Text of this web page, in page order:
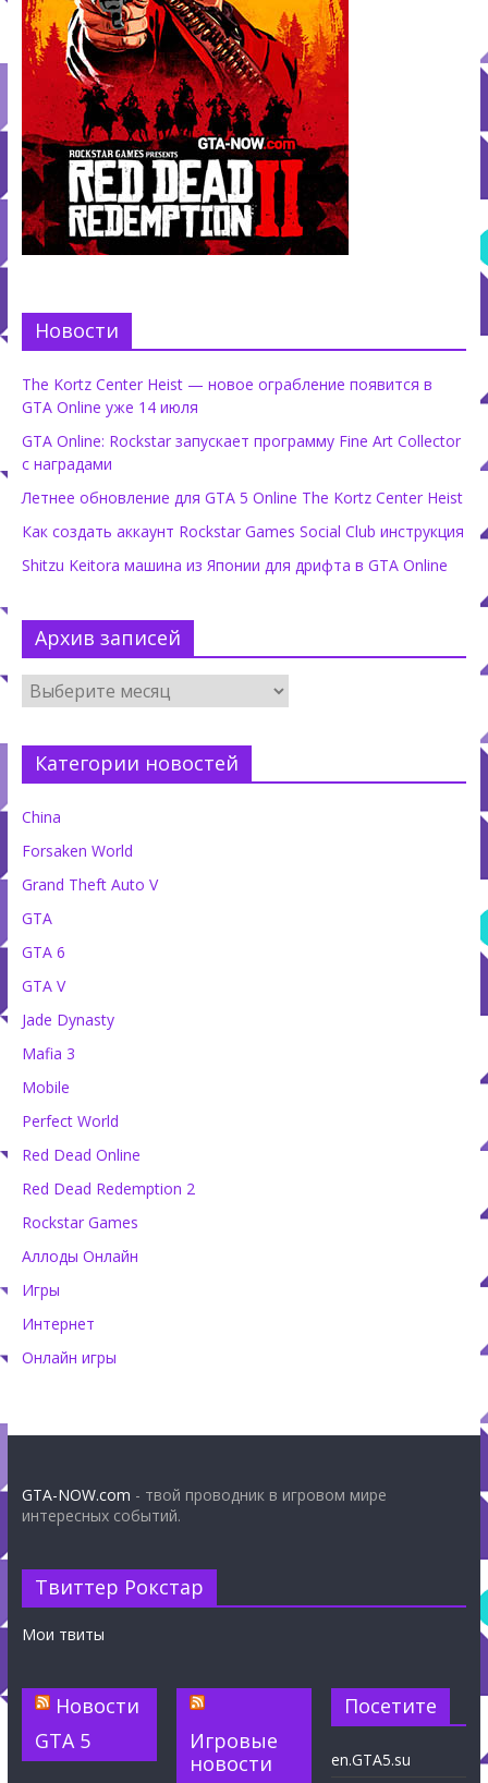
Новости
The Kortz Center Heist — новое ограбление появится в
GTA Online уже 14 июля
GTA Online: Rockstar запускает программу Fine Art Collector
с наградами
Летнее обновление для GTA 5 Online The Kortz Center Heist
Как создать аккаунт Rockstar Games Social Club инструкция
Shitzu Keitora машина из Японии для дрифта в GTA Online
Архив записей
Категории новостей
China
Forsaken World
Grand Theft Auto V
GTA
GTA 6
GTA V
Jade Dynasty
Mafia 3
Mobile
Perfect World
Red Dead Online
Red Dead Redemption 2
Rockstar Games
Аллоды Онлайн
Игры
Интернет
Онлайн игры
GTA-NOW.com - твой проводник в игровом мире
интересных событий.
Твиттер Рокстар
Мои твиты
Новости
GTA 5
Игровые
новости
Посетите
en.GTA5.su